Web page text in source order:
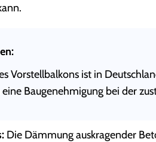
Vorstellbalkons ist in
Baugenehmigung bei der
Die Dämmung auskragender